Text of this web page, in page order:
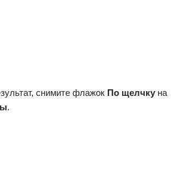
снимите флажок По щелчку на
.